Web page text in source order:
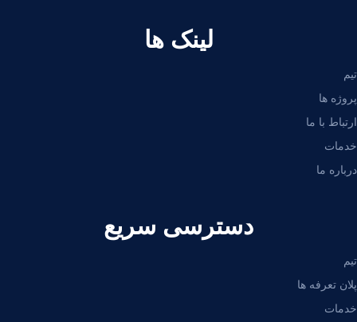
لینک ها
تیم
پروژه ها
ارتباط با ما
خدمات
درباره ما
دسترسی سریع
تیم
پلان تعرفه ها
خدمات